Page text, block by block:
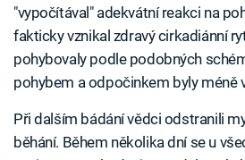
"vypočítával" adekvátní reakci na
fakticky vznikal zdravý cirkadiánní
pohybovaly podle podobných
pohybem a odpočinkem byly méně
Při dalším bádání vědci odstranili
běhání. Během několika dní se u